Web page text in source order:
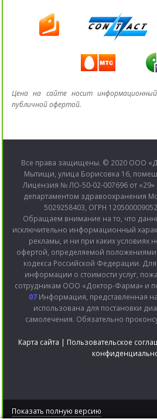
Цена на сайте носит
публичной офертой.
Все права защищены. © 2020 ООО
Мытищи, улица Борисовка 16,
Лицензия № ЛО-50-02-007696 от «29»
департаментом здравоохранения
5029258403, ОГРН
Обращаем внимание на то, что
исключительно информационный
рекламы, и ни при каких условиях
офертой, определяемой положениями
кодекса Российской Федерации.
информации о стоимости услуг,
сотрудникам ООО «Доктор-Фарма» и
07Информация, представленная
использована для постановки
самолечения. Обязательно
Карта сайта | Пользовательское
Показать полную версию